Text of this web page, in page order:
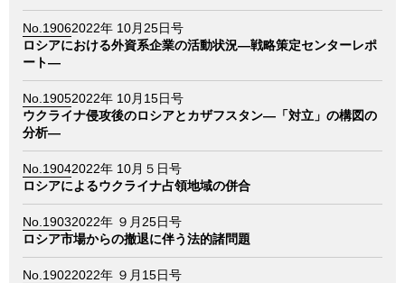
No.19062022年 10月25日号
ロシアにおける外資系企業の活動状況―戦略策定センターレポ
ート―
No.19052022年 10月15日号
ウクライナ侵攻後のロシアとカザフスタン―「対立」の構図の
分析―
No.19042022年 10月５日号
ロシアによるウクライナ占領地域の併合
No.19032022年 ９月25日号
ロシア市場からの撤退に伴う法的諸問題
No.19022022年 ９月15日号